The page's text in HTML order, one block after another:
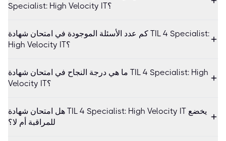
Specialist: High Velocity IT؟
كم عدد الأسئلة الموجودة في امتحان شهادة TIL 4 Specialist:
High Velocity IT؟
ما هي درجة النجاح في امتحان شهادة TIL 4 Specialist: High
Velocity IT؟
هل امتحان شهادة TIL 4 Specialist: High Velocity IT يخضع
للمراقبة أم لا؟